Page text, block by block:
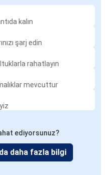
kalın
şarj edin
rahatlayın
mevcuttur
ediyorsunuz?
daha fazla bilgi